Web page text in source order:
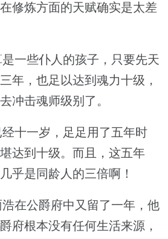
修炼方面的天赋确实是太差
一些仆人的孩子，只要先天
年，也足以达到魂力十级，
冲击魂师级别了。
十一岁，足足用了五年时
达到十级。而且，这五年
乎是同龄人的三倍啊！
在公爵府中又留了一年，他
府根本没有任何生活来源，